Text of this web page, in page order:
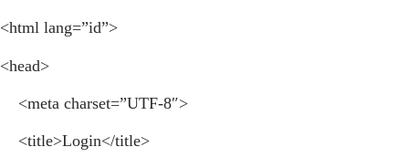
<html lang=”id”>
<head>
<meta charset=”UTF-8″>
<title>Login</title>